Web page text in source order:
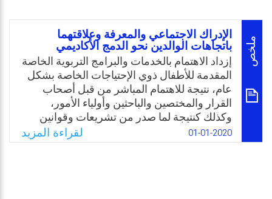
ملخص
الإدراك الاجتماعي والمعرفة وعلاقتهما
باتجاهات الوالدين نحو الدمج الأكاديمي
إزداد الاهتمام بالخدمات والبرامج التربوية الخاصة
المقدمة للأطفال ذوي الإحتياجات الخاصة بشكل
عام، نتيجة للاهتمام المباشر من قبل أصحاب
القرار والمختصين والباحثين وأولياء الأمور،
وكذلك كنتيجة لما صدر من تشريعات وقوانين
تُلزم المجتمعات بتقديم الرعاية التربوية
والاجتماعية والصحية الملائمة لهولاء الأفراد
01-01-2020 لقراءة المزيد